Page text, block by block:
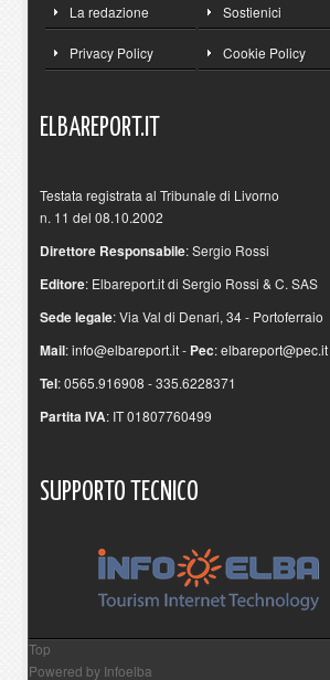
La redazione Sostienici
Privacy Policy Cookie Policy
ELBAREPORT.IT
Testata registrata al Tribunale di Livorno
n. 11 del 08.10.2002
Direttore Responsabile: Sergio Rossi
Editore: Elbareport.it di Sergio Rossi & C. SAS
Sede legale: Via Val di Denari, 34 - Portoferraio
Mail:info@elbareport.it- Pec:elbareport@pec.it
Tel: 0565.916908 - 335.6228371
Partita IVA: IT 01807760499
SUPPORTO TECNICO
Top
Powered by Infoelba